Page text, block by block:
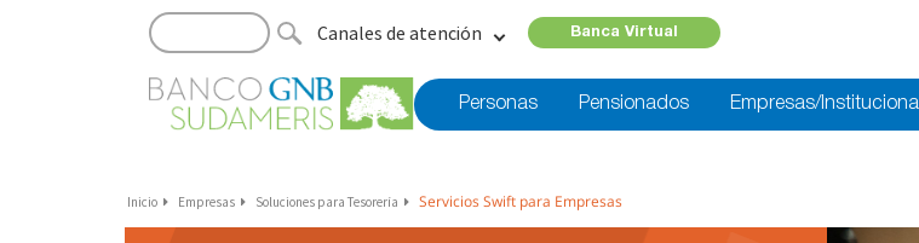
Canales de atención Banca Virtual
Personas Pensionados Empresas/Institucional
Inicio Empresas Soluciones para Tesorería Servicios Swift para Empresas